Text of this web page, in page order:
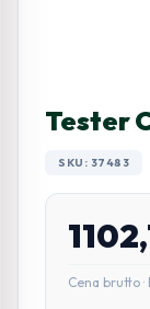
Tester
SKU: 37483
Cena brutto